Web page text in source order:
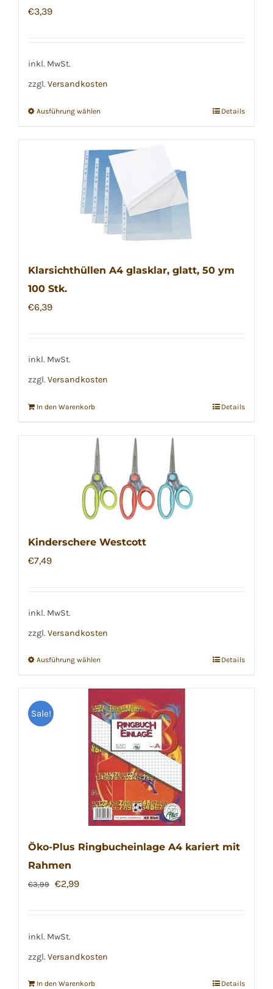
€3,39
inkl. MwSt.
zzgl. Versandkosten
Ausführung wählenDieses
weist
mehrere
Varianten
auf.
Die
Optionen
auf
Details
Klarsichthüllen A4 glasklar, glatt, 50 ym
100 Stk.
€6,39
inkl. MwSt.
zzgl. Versandkosten
In den Warenkorb Details
Kinderschere Westcott
€7,49
inkl. MwSt.
zzgl. Versandkosten
Ausführung wählenDieses
weist
mehrere
Varianten
auf.
Die
Optionen
können
auf
Details
Sale!
Öko-Plus Ringbucheinlage A4 kariert mit
Rahmen
€3,99 Ursprünglicher
€3,99
€2,99Aktueller
inkl. MwSt.
zzgl. Versandkosten
In den Warenkorb Details